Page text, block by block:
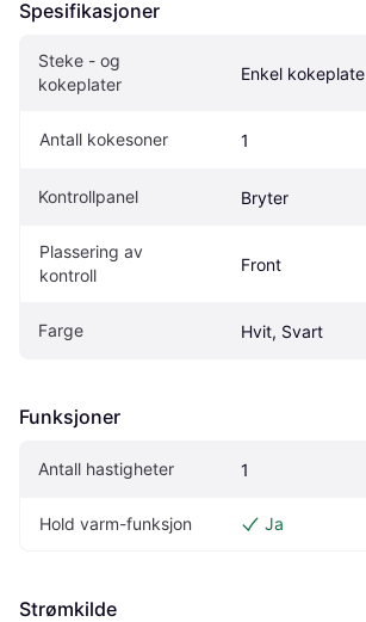
Spesifikasjoner
Steke - og
kokeplater
Enkel kokeplate
Antall kokesoner 1
Kontrollpanel Bryter
Plassering av
kontroll
Front
Farge Hvit, Svart
Funksjoner
Antall hastigheter 1
Hold varm-funksjon Ja
Strømkilde